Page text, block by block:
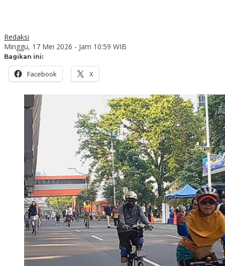
Redaksi
Minggu, 17 Mei 2026 - Jam 10:59 WIB
Bagikan ini:
Facebook X